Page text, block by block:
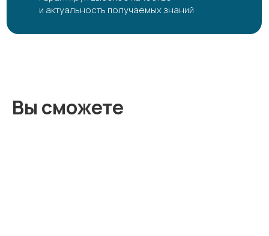
и актуальность получаемых знаний
Вы сможете